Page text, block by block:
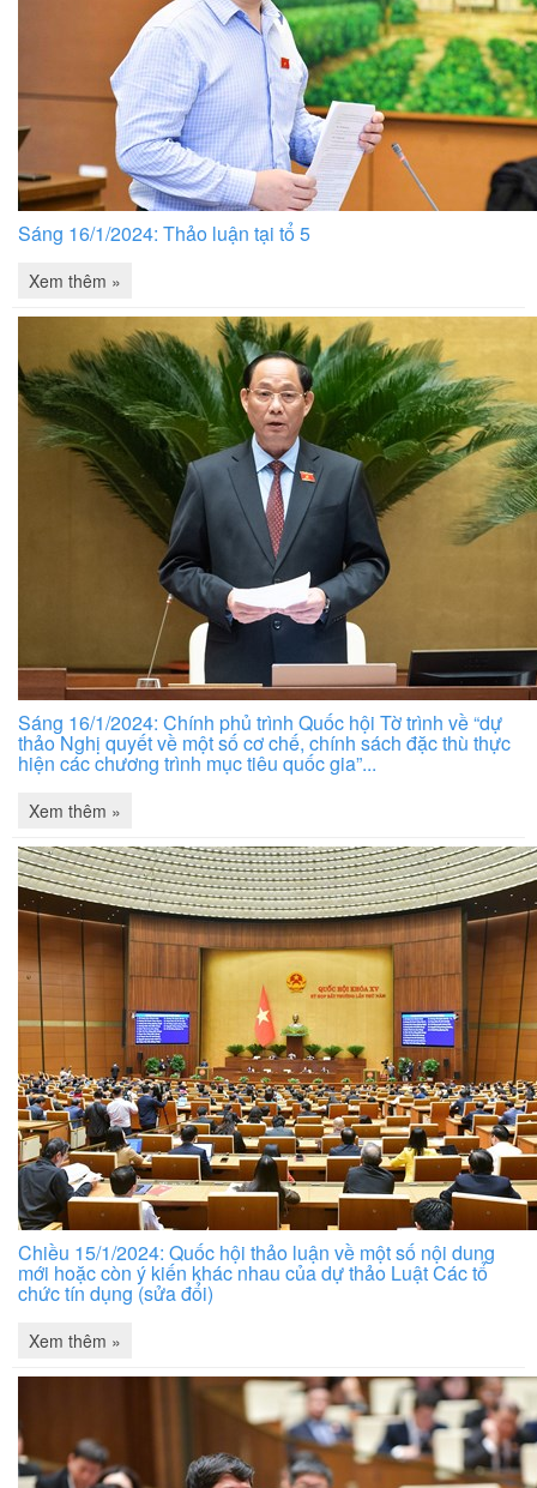
Sáng 16/1/2024: Thảo luận tại tổ 5
Xem thêm »
Sáng 16/1/2024: Chính phủ trình Quốc hội Tờ trình về “dự
thảo Nghị quyết về một số cơ chế, chính sách đặc thù thực
hiện các chương trình mục tiêu quốc gia”...
Xem thêm »
Chiều 15/1/2024: Quốc hội thảo luận về một số nội dung
mới hoặc còn ý kiến khác nhau của dự thảo Luật Các tổ
chức tín dụng (sửa đổi)
Xem thêm »